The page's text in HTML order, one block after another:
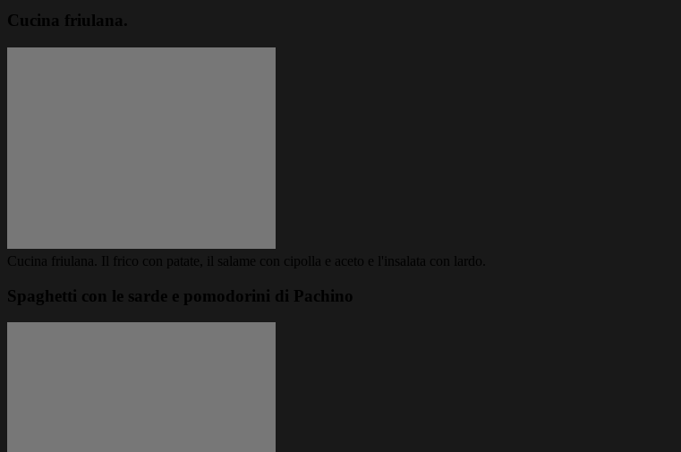
Cucina friulana.
Cucina friulana. Il frico con patate, il salame con cipolla e aceto e l'insalata con lardo.
Spaghetti con le sarde e pomodorini di Pachino